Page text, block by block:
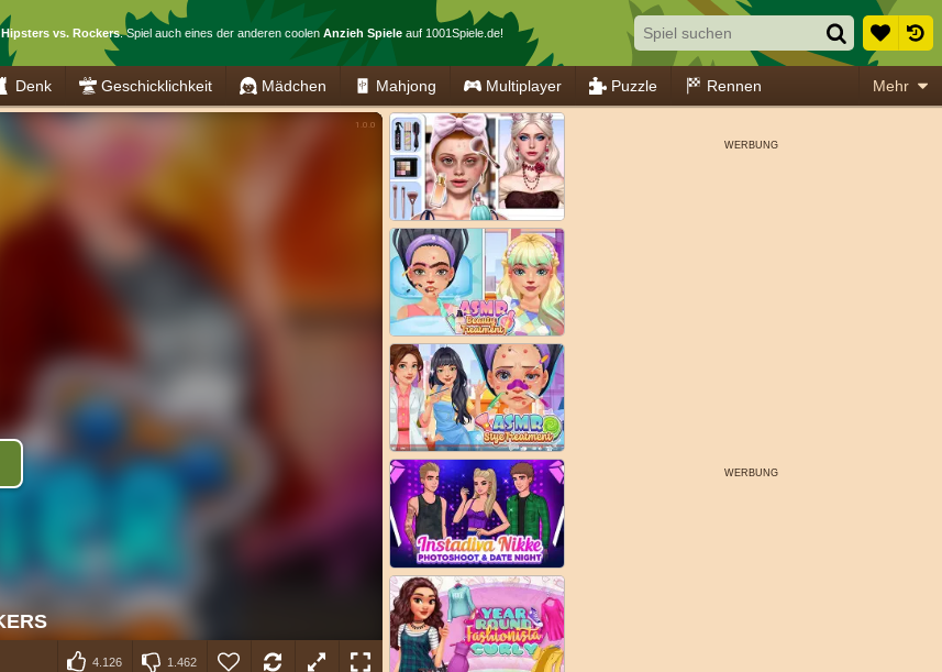
Hipsters vs. Rockers. Spiel auch eines der anderen coolen Anzieh Spiele auf 1001Spiele.de!
Denk Geschicklichkeit Mädchen Mahjong Multiplayer Puzzle Rennen Mehr
4.126 1.462